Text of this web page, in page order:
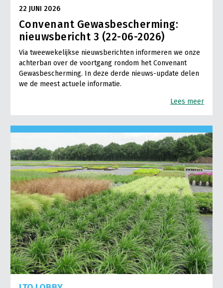
22 JUNI 2026
Convenant Gewasbescherming:
nieuwsbericht 3 (22-06-2026)
Via tweewekelijkse nieuwsberichten informeren we onze
achterban over de voortgang rondom het Convenant
Gewasbescherming. In deze derde nieuws-update delen
we de meest actuele informatie.
Lees meer